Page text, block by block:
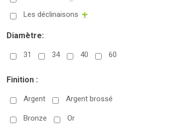
Les déclinaisons
Diamètre:
31 34 40 60
Finition :
Argent Argent brossé
Bronze Or